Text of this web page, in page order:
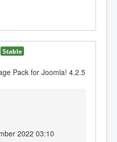
Stable
Pack for Joomla! 4.2.5
2022 03:10